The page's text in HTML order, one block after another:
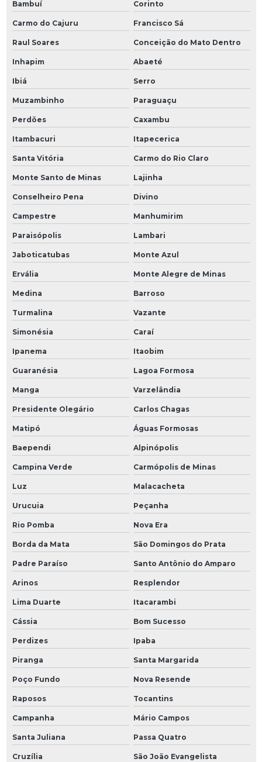
Bambuí Corinto
Carmo do Cajuru Francisco Sá
Raul Soares Conceição do Mato Dentro
Inhapim Abaeté
Ibiá Serro
Muzambinho Paraguaçu
Perdões Caxambu
Itambacuri Itapecerica
Santa Vitória Carmo do Rio Claro
Monte Santo de Minas Lajinha
Conselheiro Pena Divino
Campestre Manhumirim
Paraisópolis Lambari
Jaboticatubas Monte Azul
Ervália Monte Alegre de Minas
Medina Barroso
Turmalina Vazante
Simonésia Caraí
Ipanema Itaobim
Guaranésia Lagoa Formosa
Manga Varzelândia
Presidente Olegário Carlos Chagas
Matipó Águas Formosas
Baependi Alpinópolis
Campina Verde Carmópolis de Minas
Luz Malacacheta
Urucuia Peçanha
Rio Pomba Nova Era
Borda da Mata São Domingos do Prata
Padre Paraíso Santo Antônio do Amparo
Arinos Resplendor
Lima Duarte Itacarambi
Cássia Bom Sucesso
Perdizes Ipaba
Piranga Santa Margarida
Poço Fundo Nova Resende
Raposos Tocantins
Campanha Mário Campos
Santa Juliana Passa Quatro
Cruzília São João Evangelista